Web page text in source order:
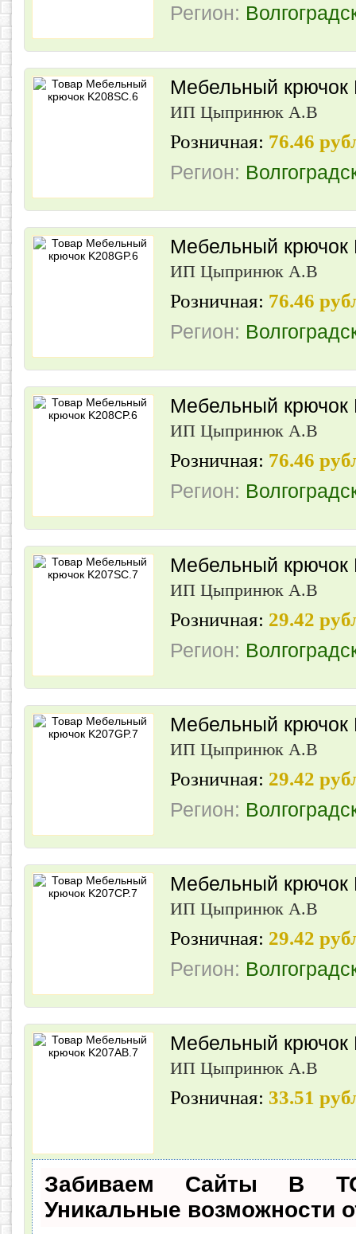
Регион:
Мебельный крючок
ИП Цыпринюк А.В
Розничная: 76.46
Регион:
Мебельный крючок
ИП Цыпринюк А.В
Розничная: 76.46
Регион:
Мебельный крючок
ИП Цыпринюк А.В
Розничная: 76.46
Регион:
Мебельный крючок
ИП Цыпринюк А.В
Розничная: 29.42
Регион:
Мебельный крючок
ИП Цыпринюк А.В
Розничная: 29.42
Регион:
Мебельный крючок
ИП Цыпринюк А.В
Розничная: 29.42
Регион:
Мебельный крючок
ИП Цыпринюк А.В
Розничная: 33.51
Забиваем Сайты В
Уникальные возможности